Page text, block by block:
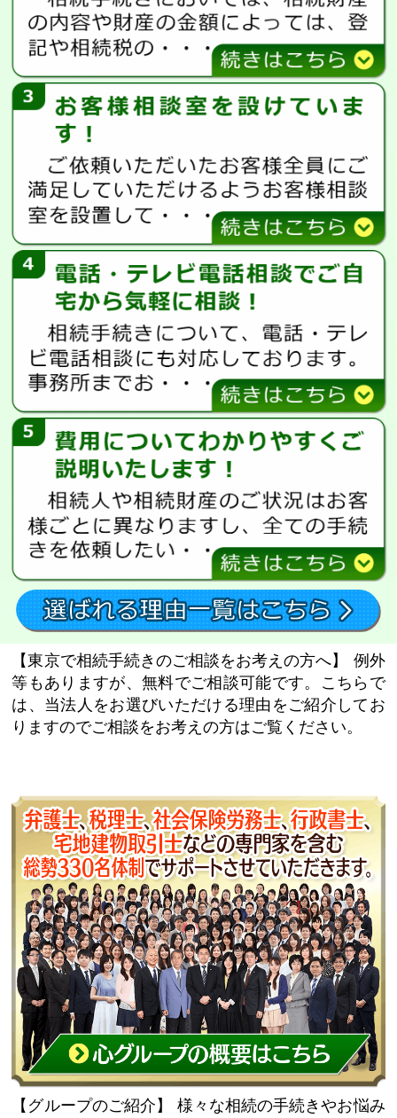
【東京で相続手続きのご相談をお考えの方へ】
例外
等もありますが、無料でご相談可能です。こちらで
は、当法人をお選びいただける理由をご紹介してお
りますのでご相談をお考えの方はご覧ください。
【グループのご紹介】
様々な相続の手続きやお悩み